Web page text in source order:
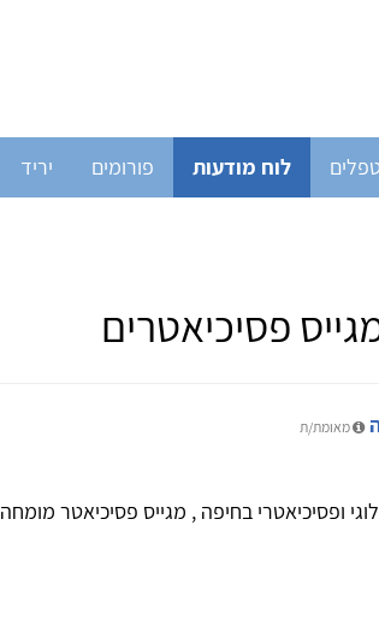
לוח מודעות פורומים יריד
פסיכיאטרים
מאומת/ת
ופסיכיאטרי בחיפה , מגייס פסיכיאטר מומחה